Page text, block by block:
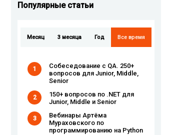
Популярные cтатьи
Месяц 3 месяца Год Все время
1
Собеседование с QA. 250+
вопросов для Junior, Middle,
Senior
2
150+ вопросов по .NET для
Junior, Middle и Senior
3
Вебинары Артёма
Мураховского по
программированию на Python